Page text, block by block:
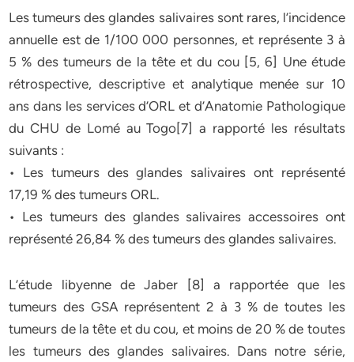
Les tumeurs des glandes salivaires sont rares, l’incidence
annuelle est de 1/100 000 personnes, et représente 3 à
5 % des tumeurs de la tête et du cou [5, 6] Une étude
rétrospective, descriptive et analytique menée sur 10
ans dans les services d’ORL et d’Anatomie Pathologique
du CHU de Lomé au Togo[7] a rapporté les résultats
suivants :
• Les tumeurs des glandes salivaires ont représenté
17,19 % des tumeurs ORL.
• Les tumeurs des glandes salivaires accessoires ont
représenté 26,84 % des tumeurs des glandes salivaires.
L’étude libyenne de Jaber [8] a rapportée que les
tumeurs des GSA représentent 2 à 3 % de toutes les
tumeurs de la tête et du cou, et moins de 20 % de toutes
les tumeurs des glandes salivaires. Dans notre série,